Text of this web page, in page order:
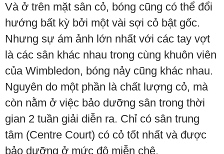
Và ở trên mặt sân cỏ, bóng cũng có thể đổi
hướng bất kỳ bởi một vài sợi cỏ bật gốc.
Nhưng sự ám ảnh lớn nhất với các tay vợt
là các sân khác nhau trong cùng khuôn viên
của Wimbledon, bóng nảy cũng khác nhau.
Nguyên do một phần là chất lượng cỏ, mà
còn nằm ở việc bảo dưỡng sân trong thời
gian 2 tuần giải diễn ra. Chỉ có sân trung
tâm (Centre Court) có cỏ tốt nhất và được
bảo dưỡng ở mức độ miễn chê.